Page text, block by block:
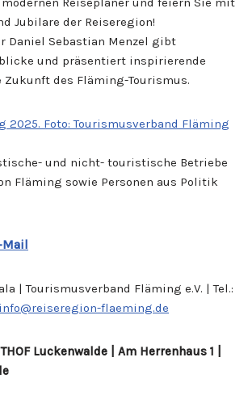
Jubilare der Reiseregion!
Daniel Sebastian Menzel gibt
und präsentiert inspirierende
des Fläming-Tourismus.
und nicht- touristische Betriebe
Fläming sowie Personen aus Politik
Mail
| Tourismusverband Fläming e.V. | Tel.:
info@reiseregion-flaeming.de
Luckenwalde | Am Herrenhaus 1 |